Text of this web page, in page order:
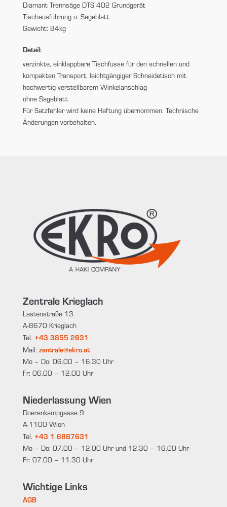
Diamant Trennsäge DTS 402 Grundgerät
Tischausführung o. Sägeblatt
Gewicht: 84kg
Detail:
verzinkte, einklappbare Tischfüsse für den schnellen und
kompakten Transport, leichtgängiger Schneidetisch mit
hochwertig verstellbarem Winkelanschlag
ohne Sägeblatt
Für Satzfehler wird keine Haftung übernommen. Technische
Änderungen vorbehalten.
Zentrale Krieglach
Lastenstraße 13
A-8670 Krieglach
Tel. +43 3855 2631
Mail: zentrale@ekro.at
Mo – Do: 06.00 – 16.30 Uhr
Fr: 06.00 – 12.00 Uhr
Niederlassung Wien
Doerenkampgasse 9
A-1100 Wien
Tel. +43 1 6887631
Mo – Do: 07.00 – 12.00 Uhr und 12.30 – 16.00 Uhr
Fr: 07.00 – 11.30 Uhr
Wichtige Links
AGB